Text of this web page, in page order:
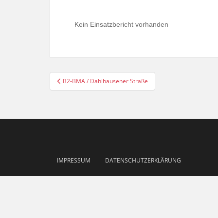
Kein Einsatzbericht vorhanden
Beitragsnavigation
B2-BMA / Dahlhausener Straße
IMPRESSUM DATENSCHUTZERKLÄRUNG